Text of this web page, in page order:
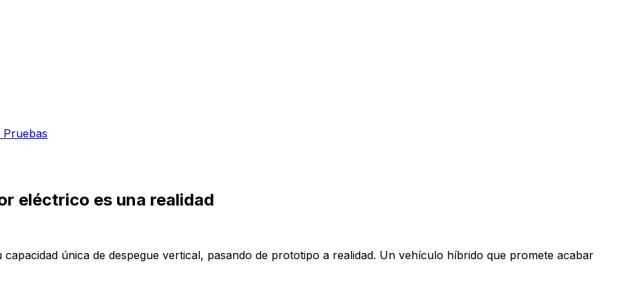
Pruebas
eléctrico es una realidad
única de despegue vertical, pasando de prototipo a realidad. Un vehículo híbrido que promete acabar